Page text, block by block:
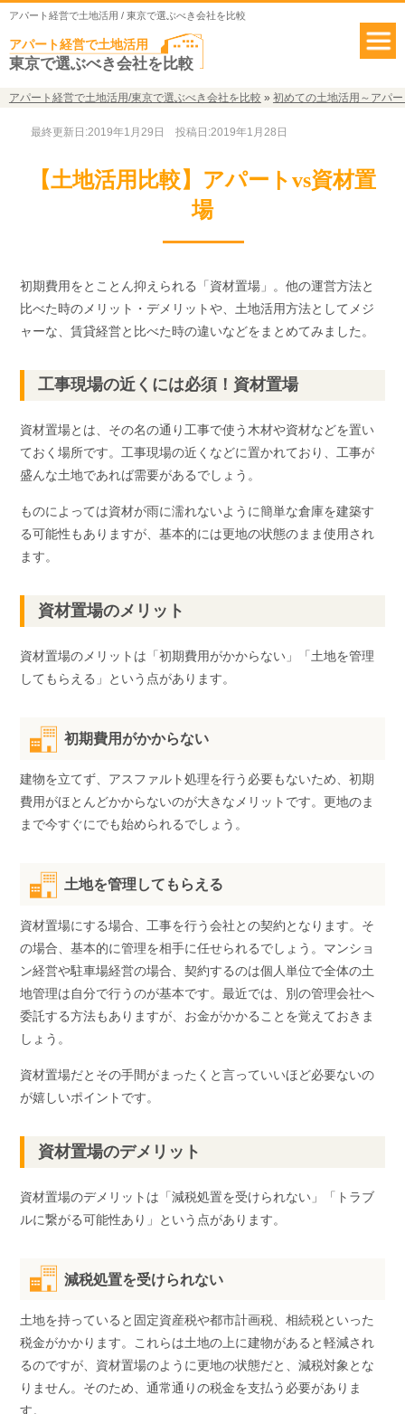
アパート経営で土地活用 / 東京で選ぶべき会社を比較
アパート経営で土地活用
東京で選ぶべき会社を比較
アパート経営で土地活用/東京で選ぶべき会社を比較 » 初めての土地活用～アパ
最終更新日:2019年1月29日 投稿日:2019年1月28日
【土地活用比較】アパートvs資材置
場
初期費用をとことん抑えられる「資材置場」。他の運営方法と
比べた時のメリット・デメリットや、土地活用方法としてメジ
ャーな、賃貸経営と比べた時の違いなどをまとめてみました。
工事現場の近くには必須！資材置場
資材置場とは、その名の通り工事で使う木材や資材などを置い
ておく場所です。工事現場の近くなどに置かれており、工事が
盛んな土地であれば需要があるでしょう。
ものによっては資材が雨に濡れないように簡単な倉庫を建築す
る可能性もありますが、基本的には更地の状態のまま使用され
ます。
資材置場のメリット
資材置場のメリットは「初期費用がかからない」「土地を管理
してもらえる」という点があります。
初期費用がかからない
建物を立てず、アスファルト処理を行う必要もないため、初期
費用がほとんどかからないのが大きなメリットです。更地のま
まで今すぐにでも始められるでしょう。
土地を管理してもらえる
資材置場にする場合、工事を行う会社との契約となります。そ
の場合、基本的に管理を相手に任せられるでしょう。マンショ
ン経営や駐車場経営の場合、契約するのは個人単位で全体の土
地管理は自分で行うのが基本です。最近では、別の管理会社へ
委託する方法もありますが、お金がかかることを覚えておきま
しょう。
資材置場だとその手間がまったくと言っていいほど必要ないの
が嬉しいポイントです。
資材置場のデメリット
資材置場のデメリットは「減税処置を受けられない」「トラブ
ルに繋がる可能性あり」という点があります。
減税処置を受けられない
土地を持っていると固定資産税や都市計画税、相続税といった
税金がかかります。これらは土地の上に建物があると軽減され
るのですが、資材置場のように更地の状態だと、減税対象とな
りません。そのため、通常通りの税金を支払う必要がありま
す。